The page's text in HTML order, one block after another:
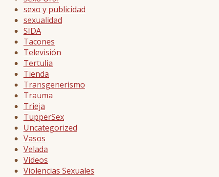
sexo y publicidad
sexualidad
SIDA
Tacones
Televisión
Tertulia
Tienda
Transgenerismo
Trauma
Trieja
TupperSex
Uncategorized
Vasos
Velada
Videos
Violencias Sexuales